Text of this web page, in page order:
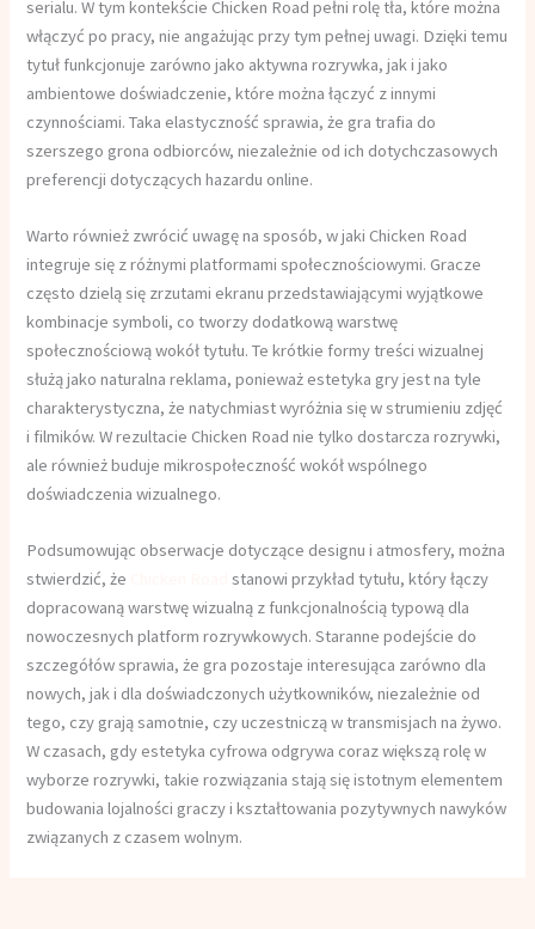
serialu. W tym kontekście Chicken Road pełni rolę tła, które można
włączyć po pracy, nie angażując przy tym pełnej uwagi. Dzięki temu
tytuł funkcjonuje zarówno jako aktywna rozrywka, jak i jako
ambientowe doświadczenie, które można łączyć z innymi
czynnościami. Taka elastyczność sprawia, że gra trafia do
szerszego grona odbiorców, niezależnie od ich dotychczasowych
preferencji dotyczących hazardu online.
Warto również zwrócić uwagę na sposób, w jaki Chicken Road
integruje się z różnymi platformami społecznościowymi. Gracze
często dzielą się zrzutami ekranu przedstawiającymi wyjątkowe
kombinacje symboli, co tworzy dodatkową warstwę
społecznościową wokół tytułu. Te krótkie formy treści wizualnej
służą jako naturalna reklama, ponieważ estetyka gry jest na tyle
charakterystyczna, że natychmiast wyróżnia się w strumieniu zdjęć
i filmików. W rezultacie Chicken Road nie tylko dostarcza rozrywki,
ale również buduje mikrospołeczność wokół wspólnego
doświadczenia wizualnego.
Podsumowując obserwacje dotyczące designu i atmosfery, można
stwierdzić, że
stanowi przykład tytułu, który łączy
dopracowaną warstwę wizualną z funkcjonalnością typową dla
nowoczesnych platform rozrywkowych. Staranne podejście do
szczegółów sprawia, że gra pozostaje interesująca zarówno dla
nowych, jak i dla doświadczonych użytkowników, niezależnie od
tego, czy grają samotnie, czy uczestniczą w transmisjach na żywo.
W czasach, gdy estetyka cyfrowa odgrywa coraz większą rolę w
wyborze rozrywki, takie rozwiązania stają się istotnym elementem
budowania lojalności graczy i kształtowania pozytywnych nawyków
związanych z czasem wolnym.